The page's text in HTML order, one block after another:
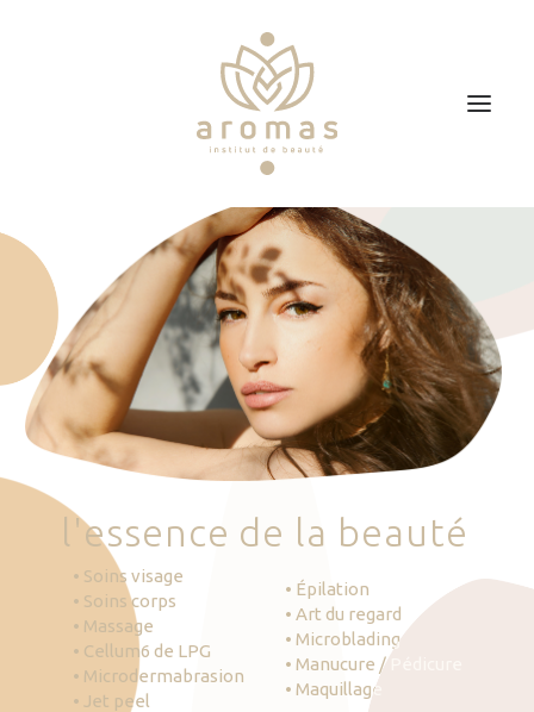
Soins
Je veux faire un bon cadeau
Plan d’accès
Prendre RDV
'essence de la beauté
• Soins visage
• Soins corps
• Massage
• Cellum6 de LPG
• Microdermabrasion
• Jet peel
• Épilation
• Art du regard
• Microblading
• Manucure / Pédicure
• Maquillage